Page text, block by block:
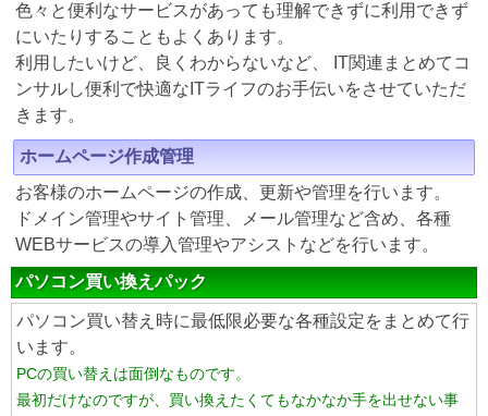
色々と便利なサービスがあっても理解できずに利用できず
にいたりすることもよくあります。
利用したいけど、良くわからないなど、 IT関連まとめてコ
ンサルし便利で快適なITライフのお手伝いをさせていただ
きます。
ホームページ作成管理
お客様のホームページの作成、更新や管理を行います。
ドメイン管理やサイト管理、メール管理など含め、各種
WEBサービスの導入管理やアシストなどを行います。
パソコン買い換えパック
パソコン買い替え時に最低限必要な各種設定をまとめて行
います。
PCの買い替えは面倒なものです。
最初だけなのですが、買い換えたくてもなかなか手を出せない事